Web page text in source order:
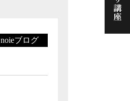
noieブログ